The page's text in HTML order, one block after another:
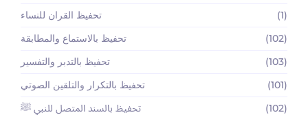
تحفيظ القران للنساء
(1)
تحفيظ بالاستماع والمطابقة
(102)
تحفيظ بالتدبر والتفسير
(103)
تحفيظ بالتكرار والتلقين الصوتي
(101)
تحفيظ بالسند المتصل للنبي ﷺ
(102)